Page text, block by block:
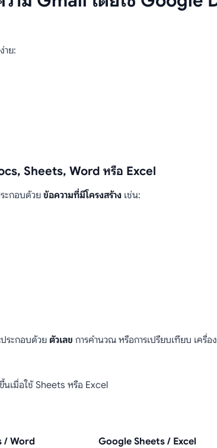
าย:
Sheets, Word หรือ Excel
ะกอบด้วย ข้อความที่มีโครงสร้างเช่น:
ระกอบด้วย ตัวเลข การคำนวณ หรือการเปรียบเทียบ เครื่
เมื่อใช้ Sheets หรือ Excel
/ Word
Google Sheets / Excel